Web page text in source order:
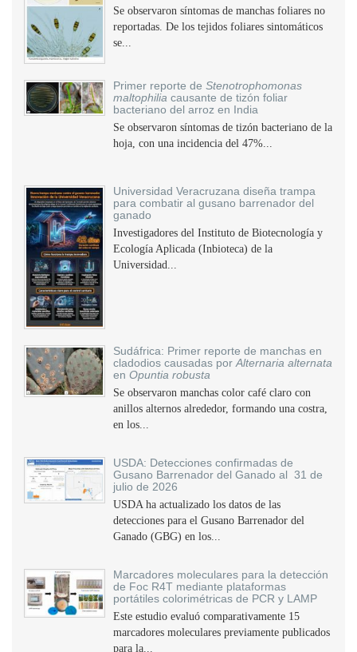
Se observaron síntomas de manchas foliares no
reportadas. De los tejidos foliares sintomáticos
se...
Primer reporte de Stenotrophomonas
maltophilia causante de tizón foliar
bacteriano del arroz en India
Se observaron síntomas de tizón bacteriano de la
hoja, con una incidencia del 47%...
Universidad Veracruzana diseña trampa
para combatir al gusano barrenador del
ganado
Investigadores del Instituto de Biotecnología y
Ecología Aplicada (Inbioteca) de la
Universidad...
Sudáfrica: Primer reporte de manchas en
cladodios causadas por Alternaria alternata
en Opuntia robusta
Se observaron manchas color café claro con
anillos alternos alrededor, formando una costra,
en los...
USDA: Detecciones confirmadas de
Gusano Barrenador del Ganado al 31 de
julio de 2026
USDA ha actualizado los datos de las
detecciones para el Gusano Barrenador del
Ganado (GBG) en los...
Marcadores moleculares para la detección
de Foc R4T mediante plataformas
portátiles colorimétricas de PCR y LAMP
Este estudio evaluó comparativamente 15
marcadores moleculares previamente publicados
para la...